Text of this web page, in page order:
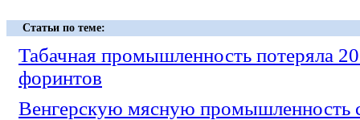
Статьи по теме:
Табачная промышленность потеряла
форинтов
Венгерскую мясную промышленность